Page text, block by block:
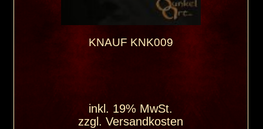
KNAUF KNK009
inkl. 19% MwSt.
zzgl.Versandkosten